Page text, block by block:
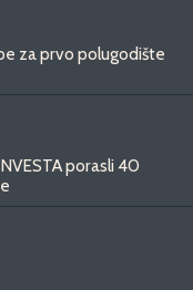
za prvo polugodište
porasli 40